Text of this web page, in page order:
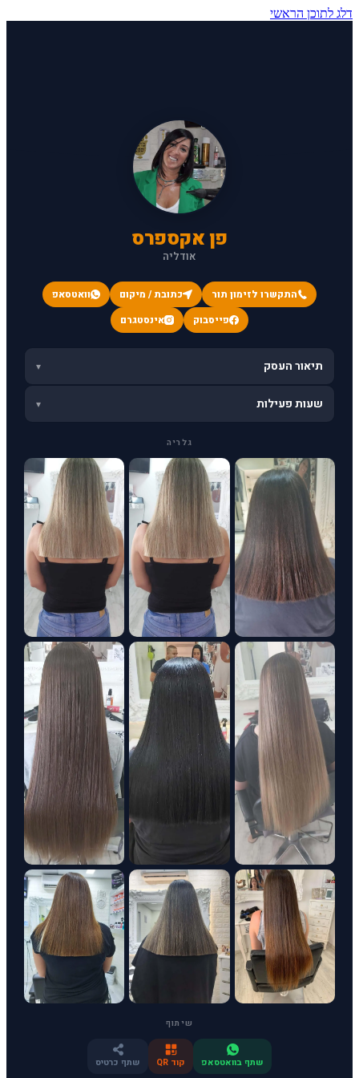
דלג לתוכן הראשי
פן אקספרס
אודליה
התקשרו לזימון תור כתובת / מיקום
וואטסאפ
פייסבוק
אינסטגרם
תיאור העסק ▾
שעות פעילות ▾
גלריה
שיתוף
שתף בוואטסאפ קוד QR שתף כרטיס